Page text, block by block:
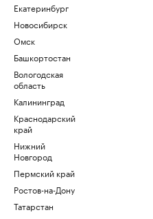
Екатеринбург
Новосибирск
Омск
Башкортостан
Вологодская
область
Калининград
Краснодарский
край
Нижний
Новгород
Пермский край
Ростов-на-Дону
Татарстан